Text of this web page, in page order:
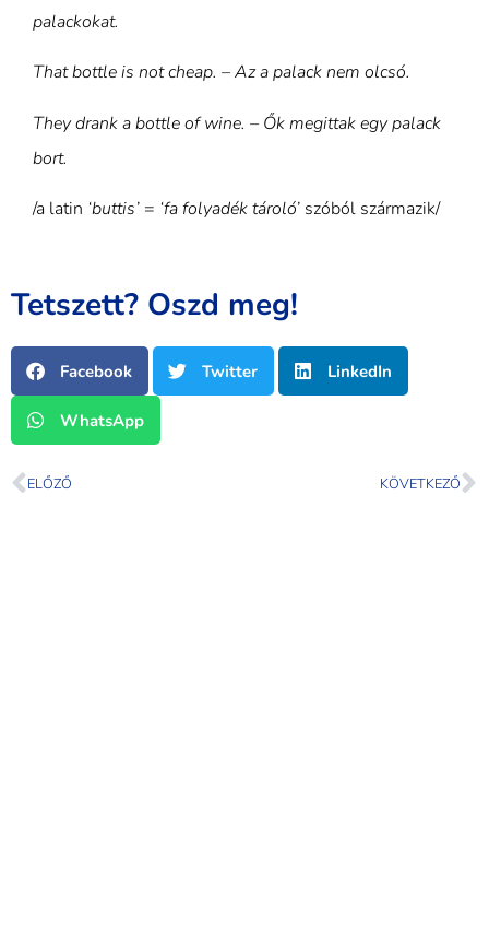
palackokat.
That bottle is not cheap. – Az a palack nem olcsó.
They drank a bottle of wine. – Ők megittak egy palack
bort.
/a latin ‘buttis’ = ‘fa folyadék tároló’ szóból származik/
Tetszett? Oszd meg!
Facebook Twitter LinkedIn
WhatsApp
ELŐZŐ KÖVETKEZŐ